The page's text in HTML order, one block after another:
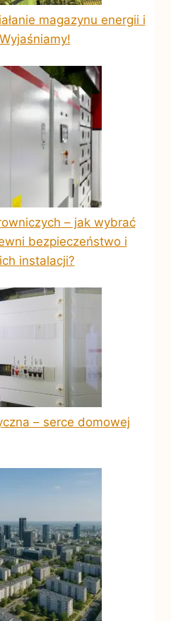
magazynu energii i
– jak wybrać
bezpieczeństwo i
instalacji?
– serce domowej